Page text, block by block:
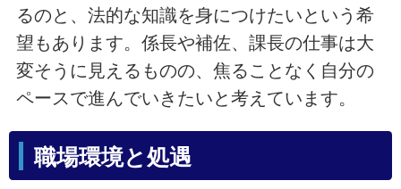
るのと、法的な知識を身につけたいという希
望もあります。係長や補佐、課長の仕事は大
変そうに見えるものの、焦ることなく自分の
ペースで進んでいきたいと考えています。
職場環境と処遇